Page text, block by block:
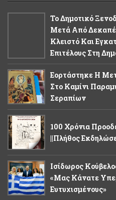
Το Δημοτικό
Μετά Από
Κλειστό Και
Επιτέλους Στη
Εορτάστηκε Η
Στο Καμίνι
Σεραπίων
100 Χρόνια
||Πλήθος
Ισίδωρος
«Μας Κάνατε
Ευτυχισμένους»